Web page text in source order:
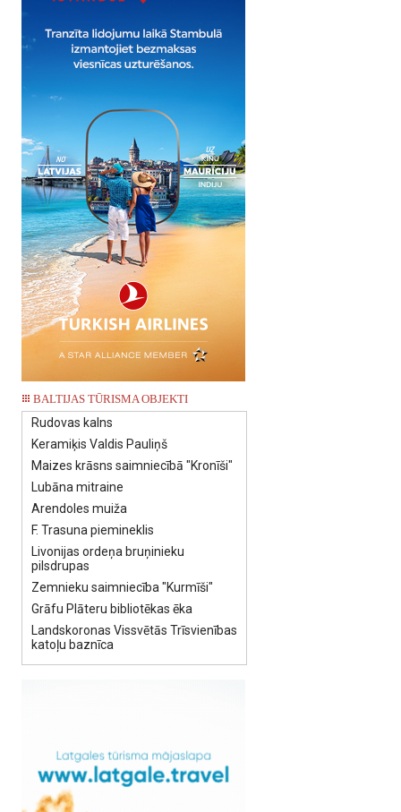
BALTIJAS TŪRISMA OBJEKTI
Rudovas kalns
Keramiķis Valdis Pauliņš
Maizes krāsns saimniecībā "Kronīši"
Lubāna mitraine
Arendoles muiža
F. Trasuna piemineklis
Livonijas ordeņa bruņinieku
pilsdrupas
Zemnieku saimniecība "Kurmīši"
Grāfu Plāteru bibliotēkas ēka
Landskoronas Vissvētās Trīsvienības
katoļu baznīca